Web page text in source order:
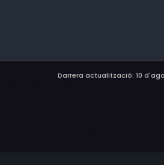
Darrera actualització: 10